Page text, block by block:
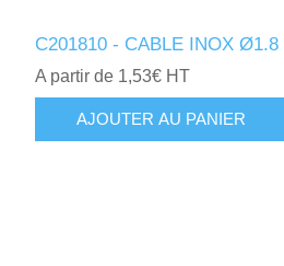
C201810 - CABLE INOX Ø1.8
A partir de 1,53€ HT
AJOUTER AU PANIER